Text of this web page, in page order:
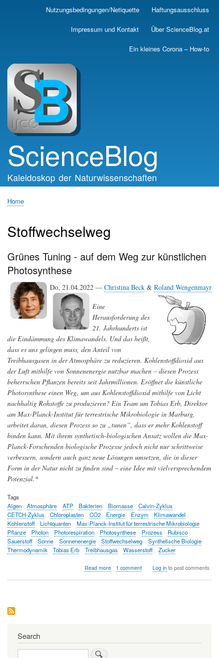
Skip
main
Nutzungsbedingungen/Netiquette Haftungsausschluss
Impressum und Kontakt Über ScienceBlog.at
Ein kleines Corona – How-to
ScienceBlog
Kaleidoskop der Naturwissenschaften
Home
Stoffwechselweg
Grünes Tuning - auf dem Weg zur künstlichen
Photosynthese
Do, 21.04.2022 — Christina Beck & Roland Wengenmayr
Eine
Herausforderung des
21. Jahrhunderts ist
die Eindämmung des Klimawandels. Und das heißt,
dass es uns gelingen muss, den Anteil von
Treibhausgasen in der Atmosphäre zu reduzieren. Kohlenstoffdioxid aus
der Luft mithilfe von Sonnenenergie nutzbar machen – diesen Prozess
beherrschen Pflanzen bereits seit Jahrmillionen. Eröffnet die künstliche
Photosynthese einen Weg, um aus Kohlenstoffdioxid mithilfe von Licht
nachhaltig Rohstoffe zu produzieren? Ein Team um Tobias Erb, Direktor
am Max-Planck-Institut für terrestrische Mikrobiologie in Marburg,
arbeitet daran, diesen Prozess so zu „tunen“, dass er mehr Kohlenstoff
binden kann. Mit ihrem synthetisch-biologischen Ansatz wollen die Max-
Planck-Forschenden biologische Prozesse jedoch nicht nur schrittweise
verbessern, sondern auch ganz neue Lösungen umsetzen, die in dieser
Form in der Natur nicht zu finden sind – eine Idee mit vielversprechendem
Potenzial.*
Tags
Algen
Atmosphäre ATP Bakterien Biomasse
Calvin-Zyklus
CETCH-Zyklus
Chloroplasten CO2 Energie Enzym
Klimawandel
Kohlenstoff
Lichtquanten
Max-Planck-Institut für terrestrische Mikrobiologie
Pflanze
Photon Photorespiration Photosynthese Prozess
Rubisco
Sauerstoff
Sonne Sonnenenergie Stoffwechselweg
Synthetische Biologie
Thermodynamik
Tobias Erb Treibhausgas Wasserstoff Zucker
Read moreabout
Photosynthese
1 comment Log into post comments
Search
Search